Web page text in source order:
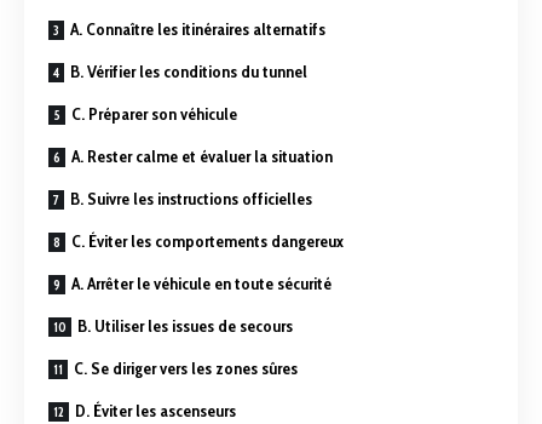
A. Connaître les itinéraires alternatifs
B. Vérifier les conditions du tunnel
C. Préparer son véhicule
A. Rester calme et évaluer la situation
B. Suivre les instructions officielles
C. Éviter les comportements dangereux
A. Arrêter le véhicule en toute sécurité
B. Utiliser les issues de secours
C. Se diriger vers les zones sûres
D. Éviter les ascenseurs